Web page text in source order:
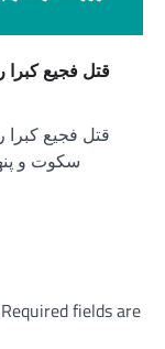
قتل فجیع کبرا
قتل فجیع کبرا
سکوت و
Required fields are